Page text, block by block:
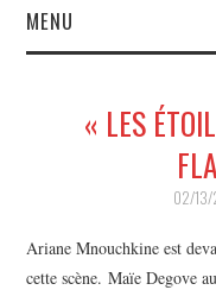
MENU
MUSIQUE
SPECTACLE
« LES
02/13/
Ariane Mnouchkine est
cette scène. Maïe Degove